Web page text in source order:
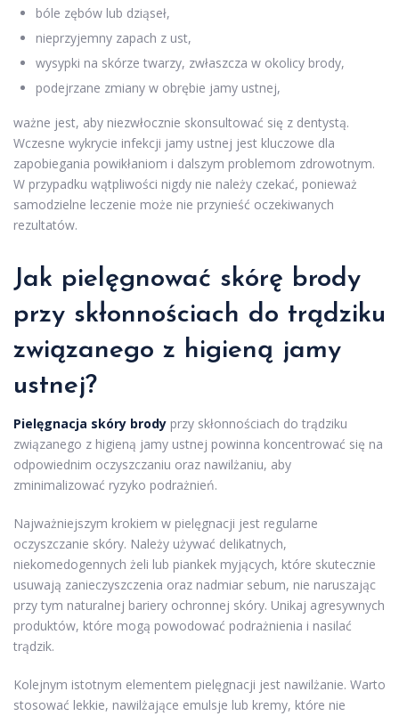
bóle zębów lub dziąseł,
nieprzyjemny zapach z ust,
wysypki na skórze twarzy, zwłaszcza w okolicy brody,
podejrzane zmiany w obrębie jamy ustnej,
ważne jest, aby niezwłocznie skonsultować się z dentystą.
Wczesne wykrycie infekcji jamy ustnej jest kluczowe dla
zapobiegania powikłaniom i dalszym problemom zdrowotnym.
W przypadku wątpliwości nigdy nie należy czekać, ponieważ
samodzielne leczenie może nie przynieść oczekiwanych
rezultatów.
Jak pielęgnować skórę brody
przy skłonnościach do trądziku
związanego z higieną jamy
ustnej?
Pielęgnacja skóry brody przy skłonnościach do trądziku
związanego z higieną jamy ustnej powinna koncentrować się na
odpowiednim oczyszczaniu oraz nawilżaniu, aby
zminimalizować ryzyko podrażnień.
Najważniejszym krokiem w pielęgnacji jest regularne
oczyszczanie skóry. Należy używać delikatnych,
niekomedogennych żeli lub piankek myjących, które skutecznie
usuwają zanieczyszczenia oraz nadmiar sebum, nie naruszając
przy tym naturalnej bariery ochronnej skóry. Unikaj agresywnych
produktów, które mogą powodować podrażnienia i nasilać
trądzik.
Kolejnym istotnym elementem pielęgnacji jest nawilżanie. Warto
stosować lekkie, nawilżające emulsje lub kremy, które nie